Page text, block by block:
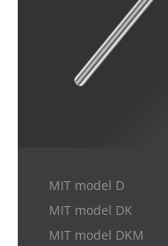
MIT model D
MIT model DK
MIT model DKM